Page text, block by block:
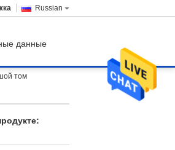
Russian
данные
том